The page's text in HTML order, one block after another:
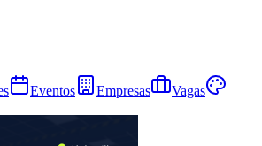
Eventos Empresas
Vagas